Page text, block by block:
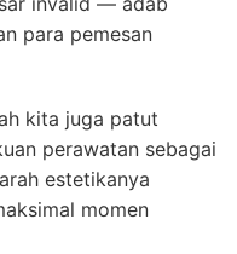
para pemesan
kita juga patut
perawatan sebagai
estetikanya
momen